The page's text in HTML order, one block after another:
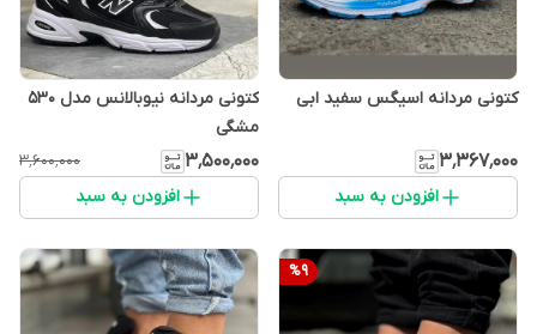
کتونی مردانه اسیگس سفید ابی
۳٬۳۶۷٬۰۰۰
افزودن به سبد
کتونی مردانه نیوبالانس مدل 530
مشگی
۳٬۵۰۰٬۰۰۰ ۳٬۶۰۰٬۰۰۰
افزودن به سبد
%9